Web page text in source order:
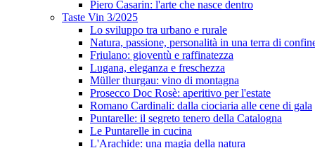
Piero Casarin: l'arte che nasce dentro
Taste Vin 3/2025
Lo sviluppo tra urbano e rurale
Natura, passione, personalità in una terra di
Friulano: gioventù e raffinatezza
Lugana, eleganza e freschezza
Müller thurgau: vino di montagna
Prosecco Doc Rosè: aperitivo per l'estate
Romano Cardinali: dalla ciociaria alle cene di gala
Puntarelle: il segreto tenero della Catalogna
Le Puntarelle in cucina
L'Arachide: una magia della natura